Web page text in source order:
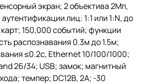
экран; 2 объектива 2Мп,
лиц: 1:1 или 1:N, до
150,000 событий; функции
распознавания 0.3м до 1.5м;
≤0.2с, Ethernet 10/100/1000;
26/34; USB; замок; магнитный
темпер; DC12В, 2А; -30